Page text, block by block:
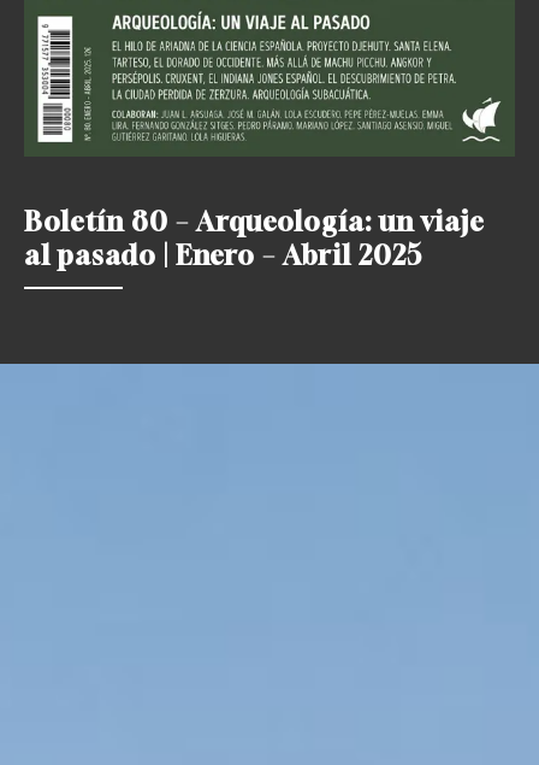
Boletín 80 – Arqueología: un viaje
al pasado | Enero – Abril 2025